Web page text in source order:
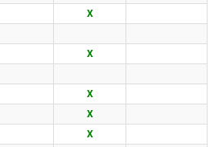
X
X
X
X
X